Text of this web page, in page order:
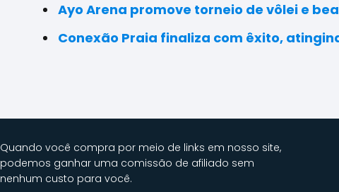
Ayo Arena promove torneio de vôlei e
Conexão Praia finaliza com êxito,
Quando você compra por meio de links em nosso site,
podemos ganhar uma comissão de afiliado sem
nenhum custo para você.